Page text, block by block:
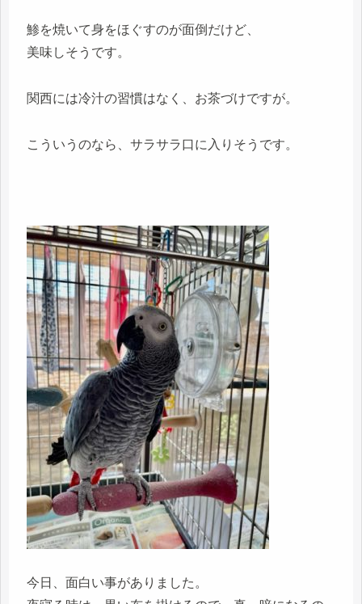
鯵を焼いて身をほぐすのが面倒だけど、
美味しそうです。
関西には冷汁の習慣はなく、お茶づけですが。
こういうのなら、サラサラ口に入りそうです。
今日、面白い事がありました。